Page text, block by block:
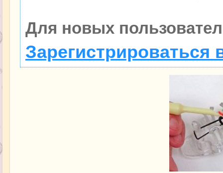
Для новых
Зарегистрироваться